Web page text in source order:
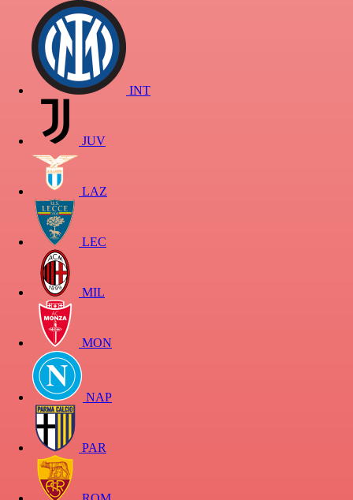
INT
JUV
LAZ
LEC
MIL
MON
NAP
PAR